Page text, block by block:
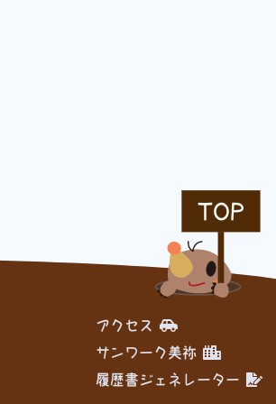
TOP
アクセス
サンワーク美祢
履歴書ジェネレーター